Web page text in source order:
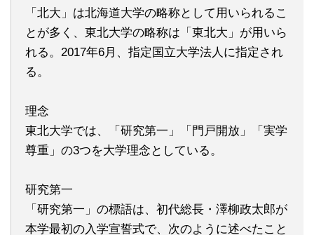
「北大」は北海道大学の略称として用いられるこ
とが多く、東北大学の略称は「東北大」が用いら
れる。2017年6月、指定国立大学法人に指定され
る。
理念
東北大学では、「研究第一」「門戸開放」「実学
尊重」の3つを大学理念としている。
研究第一
「研究第一」の標語は、初代総長・澤柳政太郎が
本学最初の入学宣誓式で、次のように述べたこと